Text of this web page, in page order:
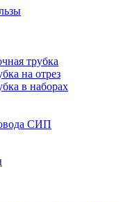
трубка
на отрез
в наборах
СИП